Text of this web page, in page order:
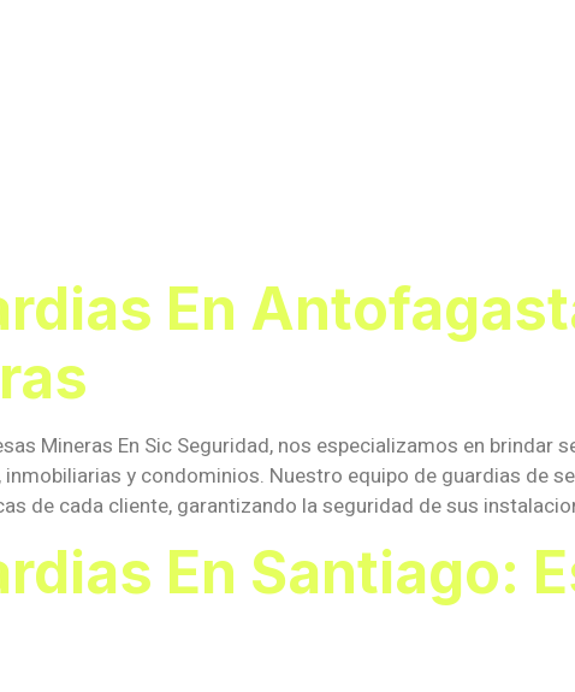
En
Mineras En Sic Seguridad, nos especializamos en brindar
y condominios. Nuestro equipo de guardias de
de cada cliente, garantizando la seguridad de sus
En Santiago: